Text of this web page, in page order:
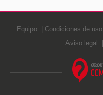
Equipo Condiciones de uso
Aviso legal